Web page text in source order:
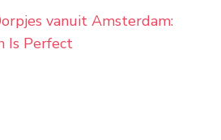
vanuit Amsterdam:
Is Perfect